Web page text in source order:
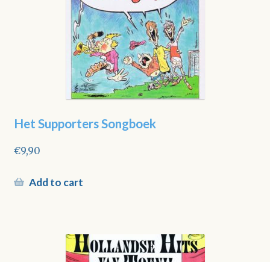
Het Supporters Songboek
€9,90
Add to cart